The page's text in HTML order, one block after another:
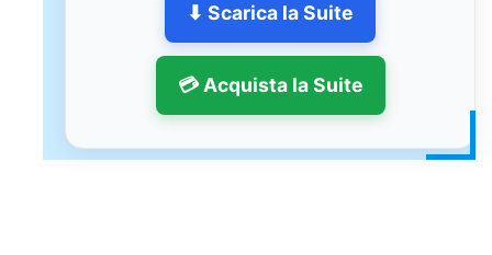
⬇ Scarica la Suite
💳 Acquista la Suite